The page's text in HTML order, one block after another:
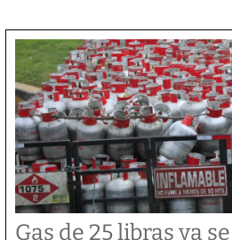
Gas de 25 libras ya se